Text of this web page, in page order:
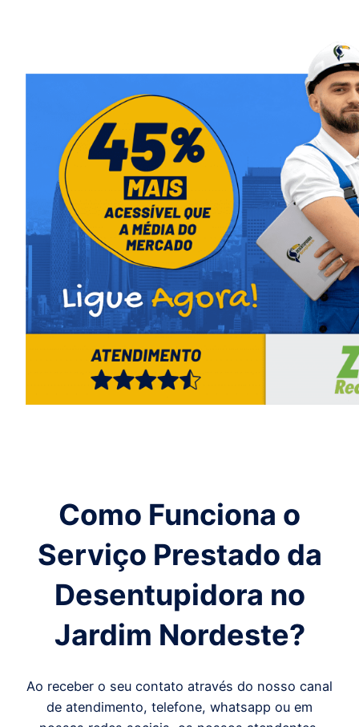
Como Funciona o
Serviço Prestado da
Desentupidora no
Jardim Nordeste?
Ao receber o seu contato através do nosso canal
de atendimento, telefone, whatsapp ou em